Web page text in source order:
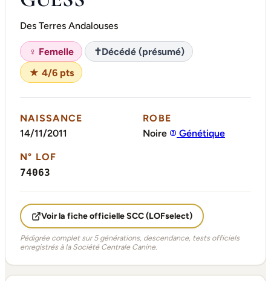
Des Terres Andalouses
♀ Femelle ✝Décédé (présumé)
★ 4/6 pts
NAISSANCE
14/11/2011
ROBE
Noire
Génétique
N° LOF
74063
Voir la fiche officielle SCC (LOFselect)
Pédigrée complet sur 5 générations, descendance, tests officiels
enregistrés à la Société Centrale Canine.